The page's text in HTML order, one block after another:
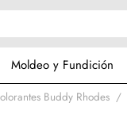
Moldeo y Fundición
Buddy Rhodes